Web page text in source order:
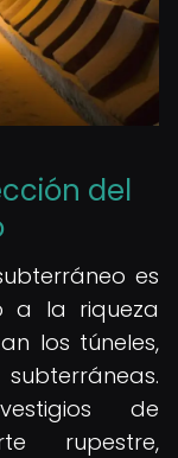
del
es
a la riqueza
los túneles,
de
rupestre,